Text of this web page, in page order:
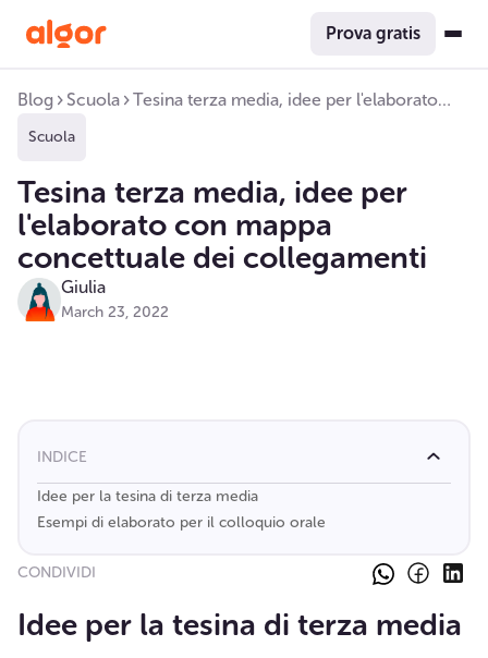
Prova gratis
Blog Scuola
Tesina terza media, idee per l'elaborato
Scuola
Tesina terza media, idee per
l'elaborato con mappa
concettuale dei collegamenti
Giulia
March 23, 2022
Idee per la tesina di terza media
INDICE
Idee per la tesina di terza media
Esempi di elaborato per il colloquio orale
CONDIVIDI